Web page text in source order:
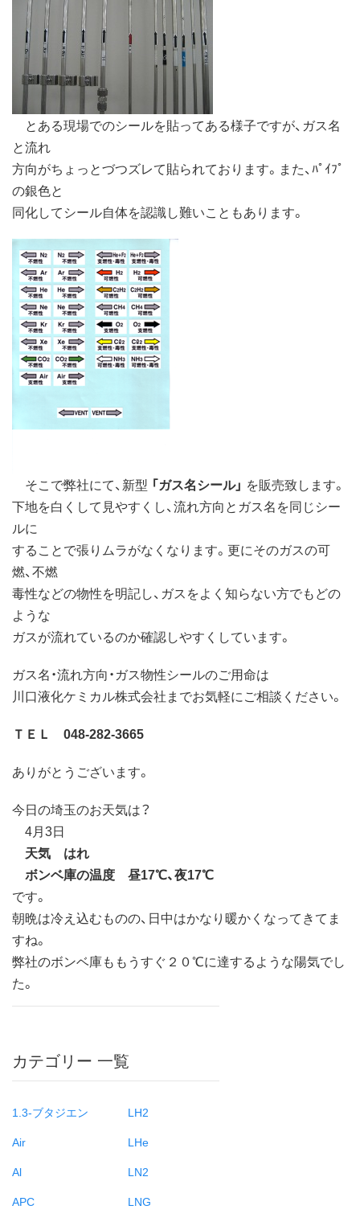
とある現場でのシールを貼ってある様子ですが、ガス名
と流れ
方向がちょっとづつズレて貼られております。また、ﾊﾟｲﾌﾟ
の銀色と
同化してシール自体を認識し難いこともあります。
そこで弊社にて、新型 「ガス名シール」 を販売致します。
下地を白くして見やすくし、流れ方向とガス名を同じシー
ルに
することで張りムラがなくなります。更にそのガスの可
燃、不燃
毒性などの物性を明記し、ガスをよく知らない方でもどの
ような
ガスが流れているのか確認しやすくしています。
ガス名・流れ方向・ガス物性シールのご用命は
川口液化ケミカル株式会社までお気軽にご相談ください。
ＴＥＬ 048-282-3665
ありがとうございます。
今日の埼玉のお天気は？
4月3日
天気 はれ
ボンベ庫の温度 昼17℃、夜17℃
です。
朝晩は冷え込むものの、日中はかなり暖かくなってきてま
すね。
弊社のボンベ庫ももうすぐ２０℃に達するような陽気でし
た。
カテゴリー 一覧
1.3-ブタジエン
Air
Al
APC
LH2
LHe
LN2
LNG